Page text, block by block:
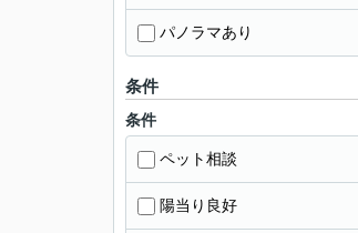
パノラマあり
条件
条件
ペット相談
陽当り良好